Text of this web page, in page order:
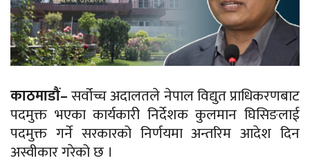
काठमाडौं–सर्वोच्च अदालतले नेपाल विद्युत प्राधिकरणबाट
पदमुक्त भएका कार्यकारी निर्देशक कुलमान घिसिङलाई
पदमुक्त गर्ने सरकारको निर्णयमा अन्तरिम आदेश दिन
अस्वीकार गरेको छ ।